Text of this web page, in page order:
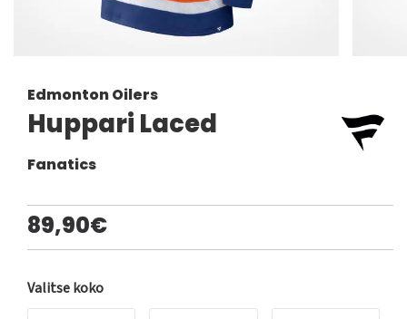
Edmonton Oilers
Huppari Laced
Fanatics
89,90€
Valitse koko